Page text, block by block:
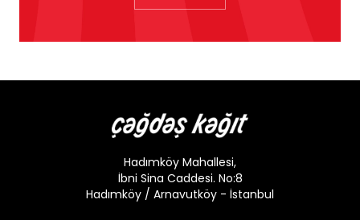
Hadımköy Mahallesi,
İbni Sina Caddesi. No:8
Hadımköy / Arnavutköy - İstanbul